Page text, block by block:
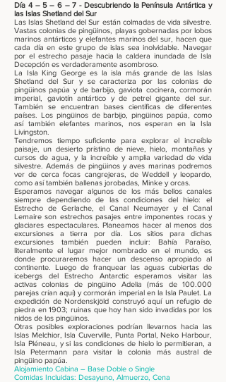
Día 4 – 5 – 6 – 7 - Descubriendo la Península Antártica y
las Islas Shetland del Sur
Las Islas Shetland del Sur están colmadas de vida silvestre.
Vastas colonias de pingüinos, playas gobernadas por lobos
marinos antárticos y elefantes marinos del sur, hacen que
cada día en este grupo de islas sea inolvidable. Navegar
por el estrecho pasaje hacia la caldera inundada de Isla
Decepción es verdaderamente asombroso.
La Isla King George es la isla más grande de las Islas
Shetland del Sur y se caracteriza por las colonias de
pingüinos papúa y de barbijo, gaviota cocinera, cormorán
imperial, gaviotín antártico y de petrel gigante del sur.
También se encuentran bases científicas de diferentes
países. Los pingüinos de barbijo, pingüinos papúa, como
así también elefantes marinos, nos esperan en la Isla
Livingston.
Tendremos tiempo suficiente para explorar el increíble
paisaje, un desierto prístino de nieve, hielo, montañas y
cursos de agua, y la increíble y amplia variedad de vida
silvestre. Además de pingüinos y aves marinas podremos
ver de cerca focas cangrejeras, de Weddell y leopardo,
como así también ballenas jorobadas, Minke y orcas.
Esperamos navegar algunos de los más bellos canales
siempre dependiendo de las condiciones del hielo: el
Estrecho de Gerlache, el Canal Neumayer y el Canal
Lemaire son estrechos pasajes entre imponentes rocas y
glaciares espectaculares. Planeamos hacer al menos dos
excursiones a tierra por día. Los sitios para dichas
excursiones también pueden incluir: Bahía Paraíso,
literalmente el lugar mejor nombrado en el mundo, es
donde procuraremos hacer un descenso apropiado al
continente. Luego de franquear las aguas cubiertas de
icebergs del Estrecho Antarctic esperamos visitar las
activas colonias de pingüino Adelia (más de 100.000
parejas crían aquí) y cormorán imperial en la Isla Paulet. La
expedición de Nordenskjöld construyó aquí un refugio de
piedra en 1903; ruinas que hoy han sido invadidas por los
nidos de los pingüinos.
Otras posibles exploraciones podrían llevarnos hacia las
Islas Melchior, Isla Cuverville, Punta Portal, Neko Harbour,
Isla Pléneau, y si las condiciones de hielo lo permitieran, a
Isla Petermann para visitar la colonia más austral de
pingüino papúa.
Alojamiento Cabina – Base Doble o Single
Comidas Incluidas: Desayuno, Almuerzo, Cena